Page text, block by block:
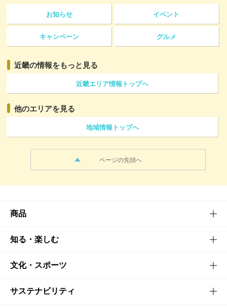
お知らせ イベント
キャンペーン グルメ
近畿の情報をもっと見る
近畿エリア情報トップへ
他のエリアを見る
地域情報トップへ
ページの先頭へ
商品
商品TOP
商品一覧
商品発売情報
知る・楽しむ
知る・楽しむTOP
キャンペーン
文化・スポーツ
文化・スポーツTOP
サステナビリティ